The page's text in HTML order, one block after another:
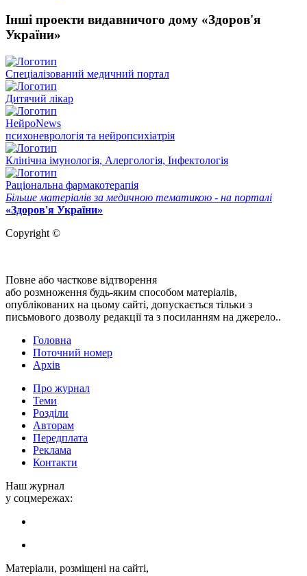
Інші проекти видавничого дому «Здоров'я
України»
Спеціалізований медичний портал
Дитячий лікар
НейроNews
психоневрологія та нейропсихіатрія
Клінічна імунологія, Алергологія, Інфектологія
Раціональна фармакотерапія
Більше матеріалів за медичною тематикою - на порталі
«Здоров'я України»
Copyright ©
Повне або часткове відтворення
або розмноження будь-яким способом матеріалів,
опублікованих на цьому сайті, допускається тільки з
письмового дозволу редакції та з посиланням на джерело..
Головна
Поточний номер
Архів
Про журнал
Теми
Розділи
Авторам
Передплата
Реклама
Контакти
Наш журнал
у соцмережах:
Матеріали, розміщені на сайті,